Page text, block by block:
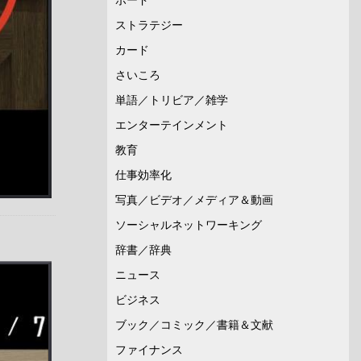
ストラテジー
カード
さいころ
単語／トリビア／雑学
エンターテインメント
教育
仕事効率化
写真／ビデオ／メディア＆動画
ソーシャルネットワーキング
辞書／辞典
ニュース
ビジネス
ブック／コミック／書籍＆文献
ファイナンス